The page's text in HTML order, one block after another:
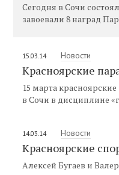
Сегодня в Сочи
завоевали 8 наград
15.03.14 Новости
Красноярские
15 марта
в Сочи в дисциплине
14.03.14 Новости
Красноярские
Алексей Бугаев и